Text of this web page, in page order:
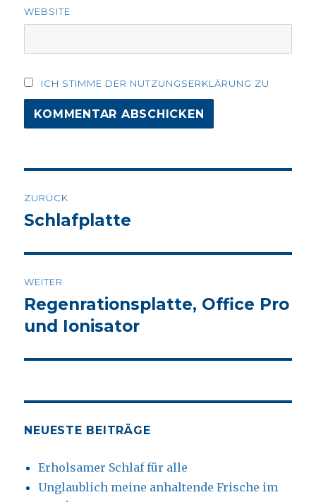
WEBSITE
ICH STIMME DER NUTZUNGSERKLÄRUNG ZU
Navigation
ZURÜCK
Vorheriger
Schlafplatte
WEITER
Nächster
Beitrag:
Regenrationsplatte, Office Pro
und Ionisator
NEUESTE BEITRÄGE
Erholsamer Schlaf für alle
Unglaublich meine anhaltende Frische im